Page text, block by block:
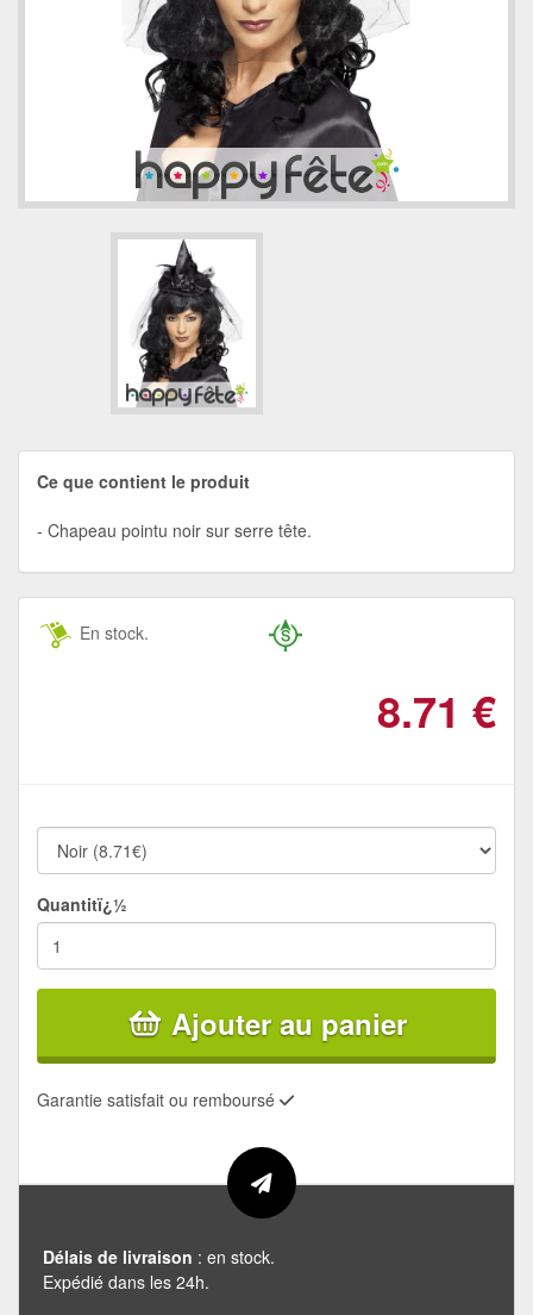
Ce que contient le produit
Chapeau pointu noir sur serre tête.
En stock.
8.71 €
Quantitï¿½
Ajouter au panier
Garantie satisfait ou remboursé
Délais de livraison : en stock.
Expédié dans les 24h.